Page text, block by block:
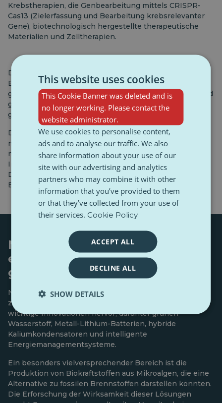
Krebstherapien, die Genbearbeitung mittels CRISPR-
Cas13 (Zielerfassung und Bearbeitung krebsrelevanter
Gene), biotechnologisch hergestellte therapeutische
Materialien und Zelltherapien.
Diese Innovationen haben das Potenzial, die
Behandlung chronischer Krankheiten, darunter
genetische Störungen und Krebs, zu revolutionieren und
gleichzeitig den Zugang zu Therapien für Patienten in
ganz Europa zu verbessern.
Darüber hinaus zeichnen sich Innovationen in der
medizinischen Diagnostik ab. Techniken wie die
metabolische Deuteriumbildgebung und künstliche
Intelligenz in der radiologischen Analyse könnten die
Diagnosezeiten verkürzen und die
Behandlungswirksamkeit verbessern.
Nachhaltige Technologien
ebnen den Weg für Europas
grüne Zukunft
Nachhaltiger technologischer Fortschritt ist ein
zentraler Grundsatz der EU-Strategie. Der Bericht hebt
wichtige Innovationen hervor, darunter grünen
Wasserstoff, Metall-Lithium-Batterien, hybride
Kaliumkondensatoren und intelligente
Energiemanagementsysteme.
Ein besonders vielversprechender Bereich ist die
Produktion von Biokraftstoffen aus Mikroalgen, die eine
Alternative zu fossilen Brennstoffen darstellen könnten.
Die Erforschung der Wirksamkeit dieser Lösungen
This website uses cookies
This Cookie Banner was deleted and is
no longer working. Please contact the
website administrator.
We use cookies to personalise content,
ads and to analyse our traffic. We also
share information about your use of our
site with our advertising and analytics
partners who may combine it with other
information that you’ve provided to them
or that they’ve collected from your use of
their services. Cookie Policy
ACCEPT ALL
DECLINE ALL
SHOW DETAILS